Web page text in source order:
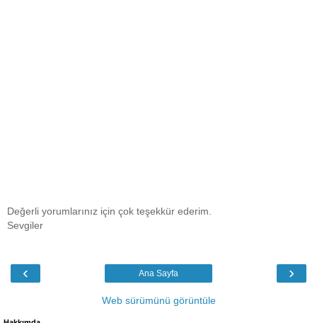
Değerli yorumlarınız için çok teşekkür ederim.
Sevgiler
‹ ›
Ana Sayfa
Web sürümünü görüntüle